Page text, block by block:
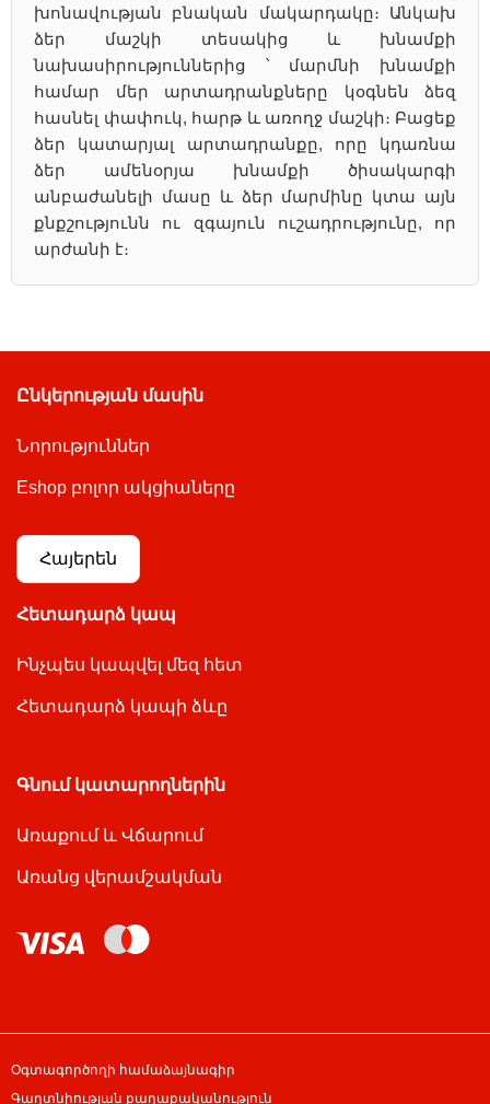
խոնավության բնական մակարդակը։ Անկախ
ձեր մաշկի տեսակից և խնամքի
նախասիրություններից ՝ մարմնի խնամքի
համար մեր արտադրանքները կօգնեն ձեզ
հասնել փափուկ, հարթ և առողջ մաշկի։ Բացեք
ձեր կատարյալ արտադրանքը, որը կդառնա
ձեր ամենօրյա խնամքի ծիսակարգի
անբաժանելի մասը և ձեր մարմինը կտա այն
քնքշությունն ու զգայուն ուշադրությունը, որ
արժանի է։
Ընկերության մասին
Նորություններ
Eshop բոլոր ակցիաները
Հայերեն
Հետադարձ կապ
Ինչպես կապվել մեզ հետ
Հետադարձ կապի ձևը
Գնում կատարողներին
Առաքում և Վճարում
Առանց վերամշակման
Օգտագործողի համաձայնագիր
Գաղտնիության քաղաքականություն